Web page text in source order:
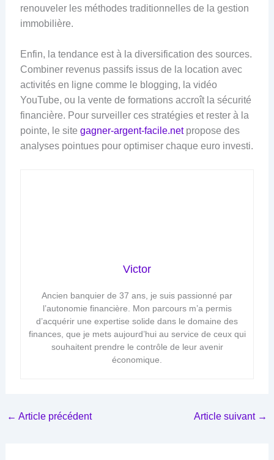
renouveler les méthodes traditionnelles de la gestion
immobilière.
Enfin, la tendance est à la diversification des sources.
Combiner revenus passifs issus de la location avec
activités en ligne comme le blogging, la vidéo
YouTube, ou la vente de formations accroît la sécurité
financière. Pour surveiller ces stratégies et rester à la
pointe, le site gagner-argent-facile.netpropose des
analyses pointues pour optimiser chaque euro investi.
Victor
Ancien banquier de 37 ans, je suis passionné par
l’autonomie financière. Mon parcours m’a permis
d’acquérir une expertise solide dans le domaine des
finances, que je mets aujourd’hui au service de ceux qui
souhaitent prendre le contrôle de leur avenir
économique.
← Article précédent Article suivant →